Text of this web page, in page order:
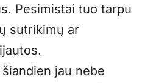
Pesimistai tuo tarpu
sutrikimų ar
jau nebe